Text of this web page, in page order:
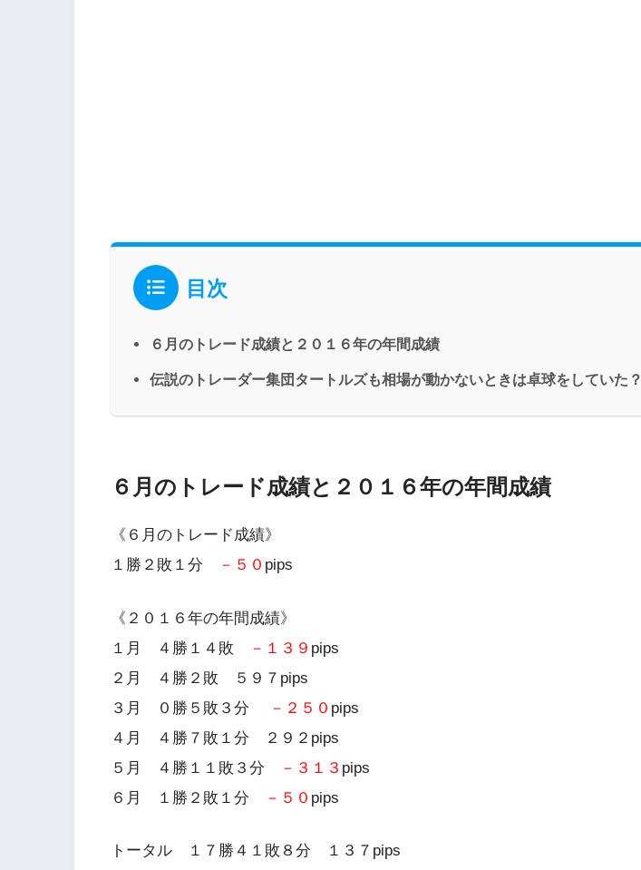
目次
６月のトレード成績と２０１６年の年間成績
伝説のトレーダー集団タートルズも相場が動かないときは卓球をしていた？
６月のトレード成績と２０１６年の年間成績
《６月のトレード成績》
１勝２敗１分
－５０ pips
《２０１６年の年間成績》
１月 ４勝１４敗
－１３９ pips
２月 ４勝２敗 ５９７pips
３月 ０勝５敗３分
－２５０ pips
４月 ４勝７敗１分 ２９２pips
５月 ４勝１１敗３分
－３１３ pips
６月 １勝２敗１分
－５０ pips
トータル １７勝４１敗８分 １３７pips